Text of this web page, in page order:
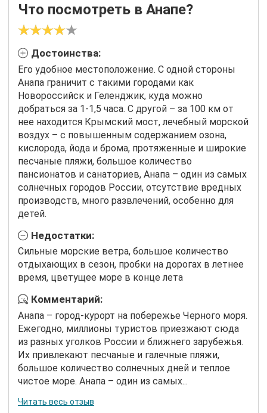
Что посмотреть в Анапе?
Достоинства:
Его удобное местоположение. С одной стороны
Анапа граничит с такими городами как
Новороссийск и Геленджик, куда можно
добраться за 1-1,5 часа. С другой – за 100 км от
нее находится Крымский мост, лечебный морской
воздух – с повышенным содержанием озона,
кислорода, йода и брома, протяженные и широкие
песчаные пляжи, большое количество
пансионатов и санаториев, Анапа – один из самых
солнечных городов России, отсутствие вредных
производств, много развлечений, особенно для
детей.
Недостатки:
Сильные морские ветра, большое количество
отдыхающих в сезон, пробки на дорогах в летнее
время, цветущее море в конце лета
Комментарий:
Анапа – город-курорт на побережье Черного моря.
Ежегодно, миллионы туристов приезжают сюда
из разных уголков России и ближнего зарубежья.
Их привлекают песчаные и галечные пляжи,
большое количество солнечных дней и теплое
чистое море. Анапа – один из самых...
Читать весь отзыв